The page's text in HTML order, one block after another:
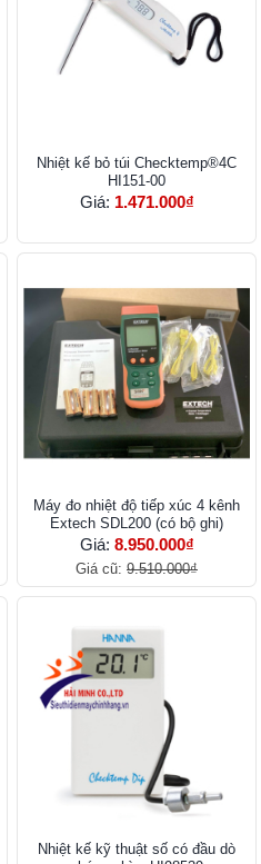
Nhiệt kế bỏ túi Checktemp®4C
HI151-00
Giá: 1.471.000₫
Máy đo nhiệt độ tiếp xúc 4 kênh
Extech SDL200 (có bộ ghi)
Giá: 8.950.000₫
Giá cũ: 9.510.000₫
Nhiệt kế kỹ thuật số có đầu dò